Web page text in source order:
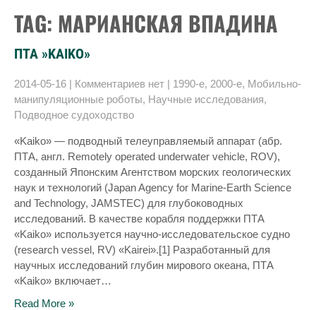
TAG: МАРИАНСКАЯ ВПАДИНА
ПТА »KAIKO»
2014-05-16 | Комментариев нет | 1990-е, 2000-е, Мобильно-
манипуляционные роботы, Научные исследования,
Подводное судоходство
«Kaiko» — подводный телеуправляемый аппарат (абр.
ПТА, англ. Remotely operated underwater vehicle, ROV),
созданный Японским Агентством морских геологических
наук и технологий (Japan Agency for Marine-Earth Science
and Technology, JAMSTEC) для глубоководных
исследований. В качестве корабля поддержки ПТА
«Kaiko» используется научно-исследовательское судно
(research vessel, RV) «Kairei».[1] Разработанный для
научных исследований глубин мирового океана, ПТА
«Kaiko» включает…
Read More »